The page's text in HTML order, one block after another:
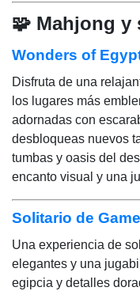
🧩 Mahjong y
Wonders of
Disfruta de una
los lugares más
adornadas con
desbloqueas nuevos
tumbas y oasis del
encanto visual y una
Solitario de
Una experiencia de
elegantes y una
egipcia y detalles